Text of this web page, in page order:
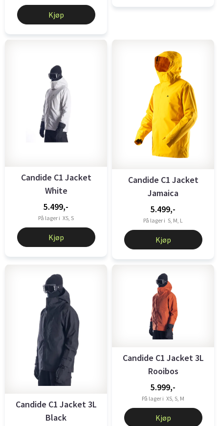
Kjøp
Candide C1 Jacket
White
5.499,-
På lager i XS, S
Kjøp
Candide C1 Jacket
Jamaica
5.499,-
På lager i S, M, L
Kjøp
Candide C1 Jacket 3L
Black
Candide C1 Jacket 3L
Rooibos
5.999,-
På lager i XS, S, M
Kjøp